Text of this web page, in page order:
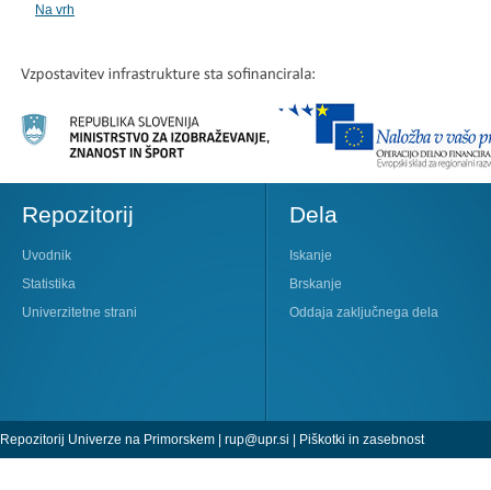
Na vrh
Repozitorij
Uvodnik
Statistika
Univerzitetne strani
Dela
Iskanje
Brskanje
Oddaja zaključnega dela
Repozitorij Univerze na Primorskem | rup@upr.si | Piškotki in zasebnost